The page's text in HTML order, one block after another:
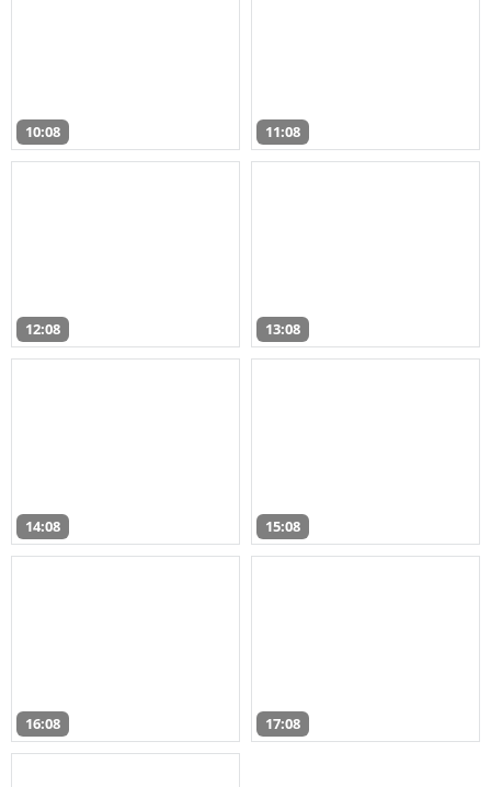
10:08 11:08
12:08 13:08
14:08 15:08
16:08 17:08